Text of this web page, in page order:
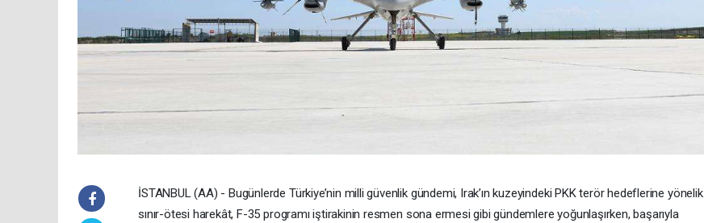
İSTANBUL (AA) - Bugünlerde Türkiye’nin milli güvenlik gündemi, Irak’ın kuzeyindeki PKK terör hedeflerine yönelik
sınır-ötesi harekât, F-35 programı iştirakinin resmen sona ermesi gibi gündemlere yoğunlaşırken, başarıyla